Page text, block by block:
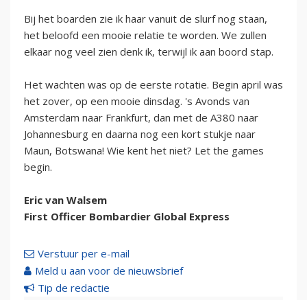
Bij het boarden zie ik haar vanuit de slurf nog staan,
het beloofd een mooie relatie te worden. We zullen
elkaar nog veel zien denk ik, terwijl ik aan boord stap.
Het wachten was op de eerste rotatie. Begin april was
het zover, op een mooie dinsdag. 's Avonds van
Amsterdam naar Frankfurt, dan met de A380 naar
Johannesburg en daarna nog een kort stukje naar
Maun, Botswana! Wie kent het niet? Let the games
begin.
Eric van Walsem
First Officer Bombardier Global Express
Verstuur per e-mail
Meld u aan voor de nieuwsbrief
Tip de redactie